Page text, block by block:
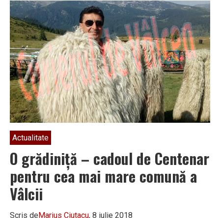
Cernei”
iau
o
pauză
anul
acesta
Actualitate
O grădiniţă – cadoul de Centenar
pentru cea mai mare comună a
Vâlcii
Scris deMarius Ciutacu, 8 iulie 2018